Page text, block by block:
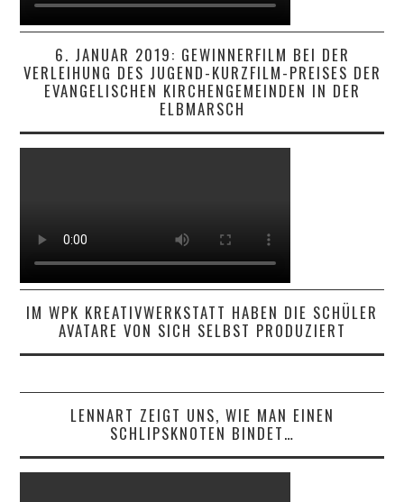
6. JANUAR 2019: GEWINNERFILM BEI DER
VERLEIHUNG DES JUGEND-KURZFILM-PREISES DER
EVANGELISCHEN KIRCHENGEMEINDEN IN DER
ELBMARSCH
IM WPK KREATIVWERKSTATT HABEN DIE SCHÜLER
AVATARE VON SICH SELBST PRODUZIERT
LENNART ZEIGT UNS, WIE MAN EINEN
SCHLIPSKNOTEN BINDET…